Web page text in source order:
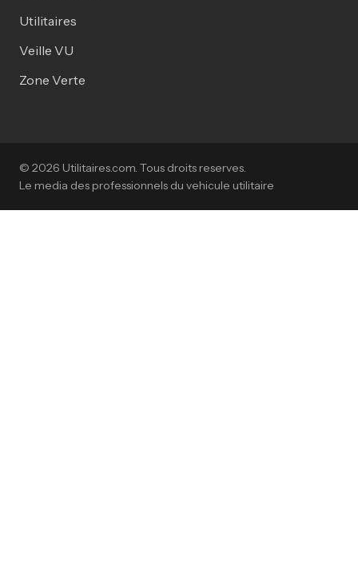
Utilitaires
Veille VU
Zone Verte
© 2026 Utilitaires.com. Tous droits reserves.
Le media des professionnels du vehicule utilitaire